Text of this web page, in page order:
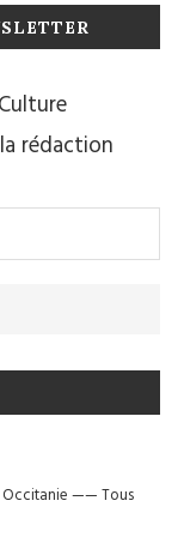
rédaction
——Tous